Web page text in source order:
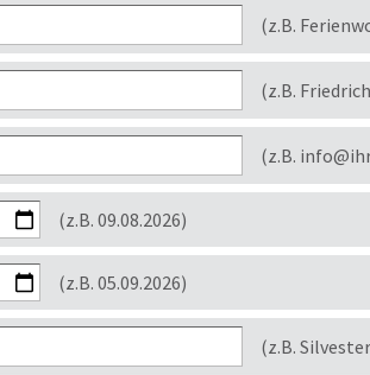
(z.B.
(z.B.
(z.B.
(z.B. 09.08.2026)
(z.B. 05.09.2026)
(z.B.